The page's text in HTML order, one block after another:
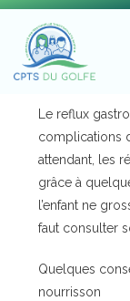
Le reflux
complications
attendant, les
grâce à
l’enfant ne
faut consulter
Quelques
nourrisson